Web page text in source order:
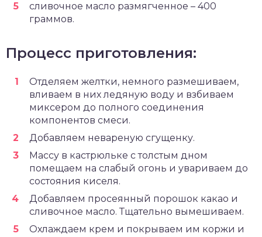
сливочное масло размягченное – 400
граммов.
Процесс приготовления:
Отделяем желтки, немного размешиваем,
вливаем в них ледяную воду и взбиваем
миксером до полного соединения
компонентов смеси.
Добавляем невареную сгущенку.
Массу в кастрюльке с толстым дном
помещаем на слабый огонь и увариваем до
состояния киселя.
Добавляем просеянный порошок какао и
сливочное масло. Тщательно вымешиваем.
Охлаждаем крем и покрываем им коржи и